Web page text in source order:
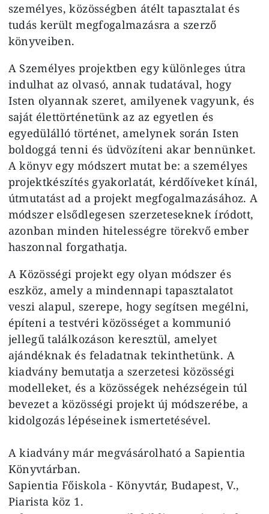
személyes, közösségben átélt tapasztalat és
tudás került megfogalmazásra a szerző
könyveiben.
A Személyes projektben egy különleges útra
indulhat az olvasó, annak tudatával, hogy
Isten olyannak szeret, amilyenek vagyunk, és
saját élettörténetünk az az egyetlen és
egyedülálló történet, amelynek során Isten
boldoggá tenni és üdvözíteni akar bennünket.
A könyv egy módszert mutat be: a személyes
projektkészítés gyakorlatát, kérdőíveket kínál,
útmutatást ad a projekt megfogalmazásához. A
módszer elsődlegesen szerzeteseknek íródott,
azonban minden hitelességre törekvő ember
haszonnal forgathatja.
A Közösségi projekt egy olyan módszer és
eszköz, amely a mindennapi tapasztalatot
veszi alapul, szerepe, hogy segítsen megélni,
építeni a testvéri közösséget a kommunió
jellegű találkozáson keresztül, amelyet
ajándéknak és feladatnak tekinthetünk. A
kiadvány bemutatja a szerzetesi közösségi
modelleket, és a közösségek nehézségein túl
bevezet a közösségi projekt új módszerébe, a
kidolgozás lépéseinek ismertetésével.
A kiadvány már megvásárolható a Sapientia
Könyvtárban.
Sapientia Főiskola - Könyvtár, Budapest, V.,
Piarista köz 1.